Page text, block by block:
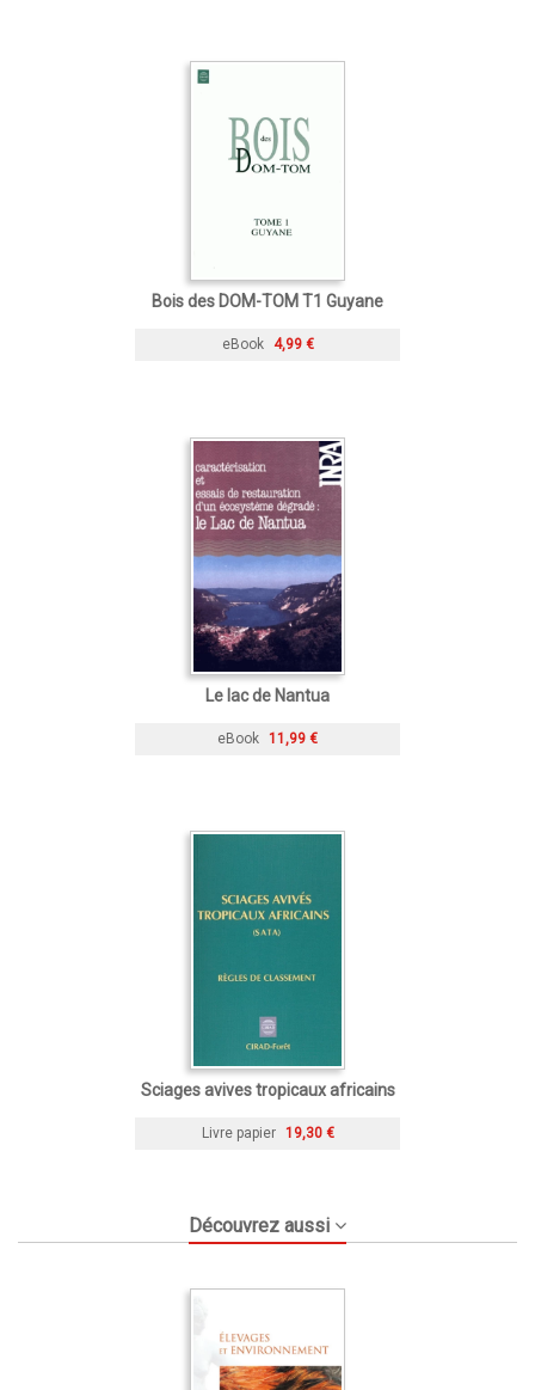
Bois des DOM-TOM T1 Guyane
eBook 4,99 €
Le lac de Nantua
eBook 11,99 €
Sciages avives tropicaux africains
Livre papier 19,30 €
Découvrez aussi